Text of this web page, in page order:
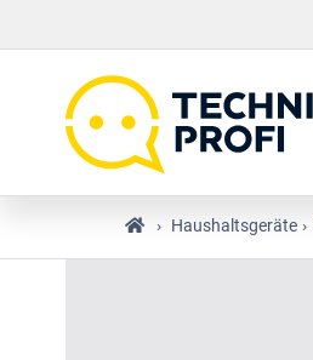
› Haushaltsgeräte ›